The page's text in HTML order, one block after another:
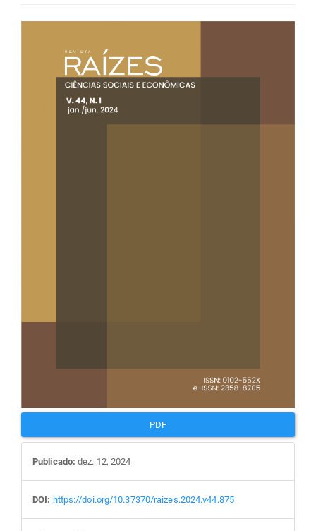
lateral
PDF
Publicado: dez. 12, 2024
DOI: https://doi.org/10.37370/raizes.2024.v44.875